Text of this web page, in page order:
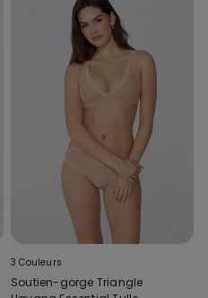
3 Couleurs
Soutien-gorge Triangle